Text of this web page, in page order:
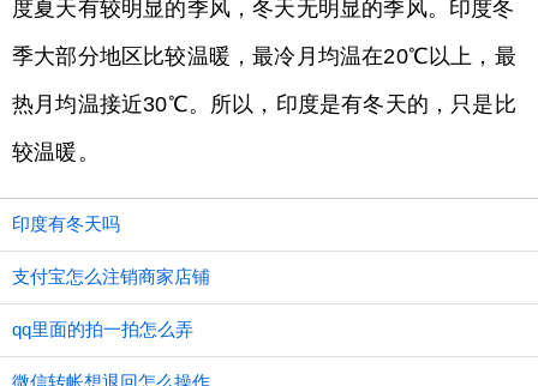
度夏天有较明显的季风，冬天无明显的季风。印度冬
季大部分地区比较温暖，最冷月均温在20℃以上，最
热月均温接近30℃。所以，印度是有冬天的，只是比
较温暖。
印度有冬天吗
支付宝怎么注销商家店铺
qq里面的拍一拍怎么弄
微信转帐想退回怎么操作